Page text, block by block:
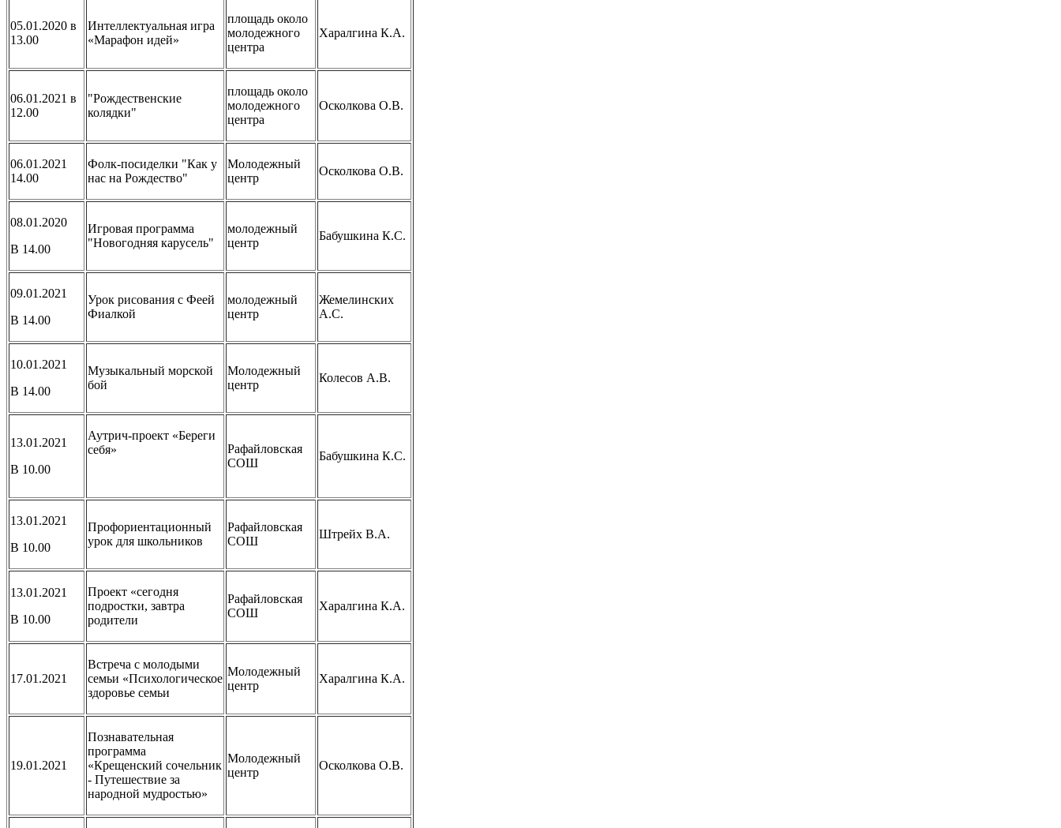
05.01.2020 в
13.00
Интеллектуальная игра
«Марафон идей»
площадь около
молодежного
центра
Харалгина К.А.
06.01.2021 в
12.00
"Рождественские
колядки"
площадь около
молодежного
центра
Осколкова О.В.
06.01.2021
14.00
Фолк-посиделки "Как у
нас на Рождество"
Молодежный
центр
Осколкова О.В.
08.01.2020
В 14.00
Игровая программа
"Новогодняя карусель"
молодежный
центр
Бабушкина К.С.
09.01.2021
В 14.00
Урок рисования с Феей
Фиалкой
молодежный
центр
Жемелинских
А.С.
10.01.2021
В 14.00
Музыкальный морской
бой
Молодежный
центр
Колесов А.В.
13.01.2021
В 10.00
Аутрич-проект «Береги
себя»
Рафайловская
СОШ
Бабушкина К.С.
13.01.2021
В 10.00
Профориентационный
урок для школьников
Рафайловская
СОШ
Штрейх В.А.
13.01.2021
В 10.00
Проект «сегодня
подростки, завтра
родители
Рафайловская
СОШ
Харалгина К.А.
17.01.2021
Встреча с молодыми
семьи «Психологическое
здоровье семьи
Молодежный
центр
Харалгина К.А.
19.01.2021
Познавательная
программа
«Крещенский сочельник
- Путешествие за
народной мудростью»
Молодежный
центр
Осколкова О.В.